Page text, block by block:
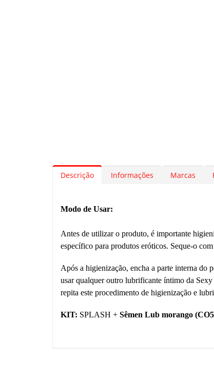
Descrição Informações Marcas
Modo de Usar:
Antes de utilizar o produto, é importante
específico para produtos eróticos. Seque-o
Após a higienização, encha a parte interna do
usar qualquer outro lubrificante íntimo da
repita este procedimento de higienização e
KIT: SPLASH + Sêmen Lub morango